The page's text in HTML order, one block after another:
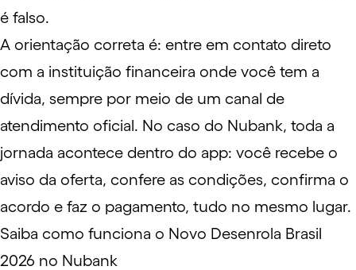
é falso.
A orientação correta é: entre em contato direto
com a instituição financeira onde você tem a
dívida, sempre por meio de um canal de
atendimento oficial. No caso do Nubank, toda a
jornada acontece dentro do app: você recebe o
aviso da oferta, confere as condições, confirma o
acordo e faz o pagamento, tudo no mesmo lugar.
Saiba como funciona o Novo Desenrola Brasil
2026 no Nubank